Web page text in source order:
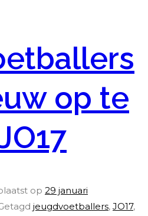
op te
op 29 januari
jeugdvoetballers, JO17,